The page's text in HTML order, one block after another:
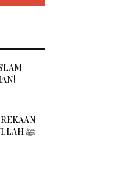
DALAMAN RUMAH RASULULLAH ﷺ